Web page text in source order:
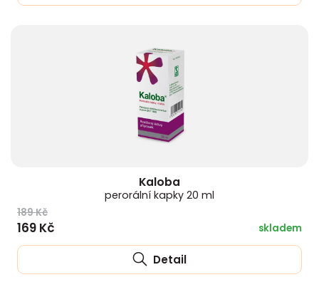
Kaloba
perorální kapky 20 ml
189 Kč
169 Kč skladem
Detail